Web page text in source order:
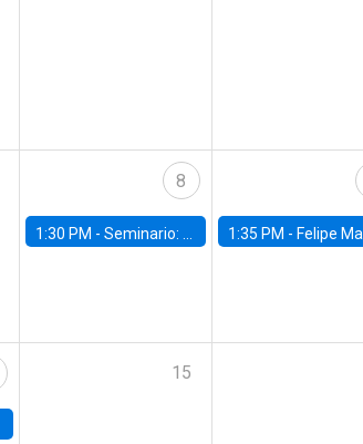
8
1:30 PM -Seminario: “Recuperando la humanidad para progresar en la era de la IA» 1:35 PM - Felipe Martínez, alumno Doctorado en
15